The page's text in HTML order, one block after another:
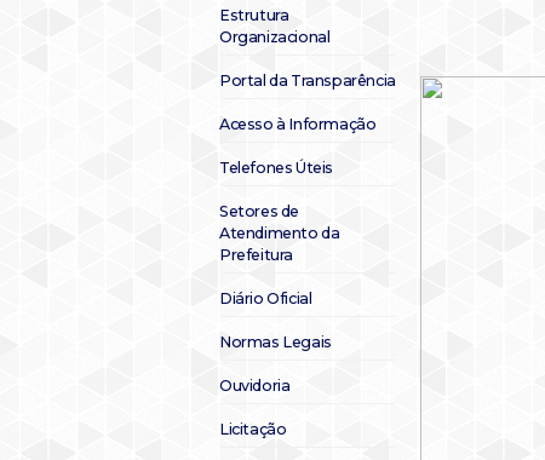
Estrutura
Organizacional
Portal da Transparência
Acesso à Informação
Telefones Úteis
Setores de
Atendimento da
Prefeitura
Diário Oficial
Normas Legais
Ouvidoria
Licitação